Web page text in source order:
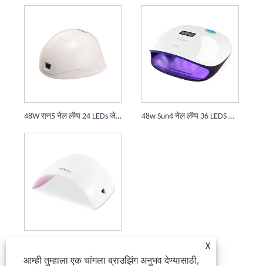
48W सन5 नेल लॅम्प 24 LEDs जेल नेल ड्रायर LED नेल लाईट 48w Sun4 नेल लॅम्प 36 LEDS सुपर फास्ट क्युरिंग ड्रायर
X
आम्ही तुम्हाला एक चांगला ब्राउझिंग अनुभव देण्यासाठी,